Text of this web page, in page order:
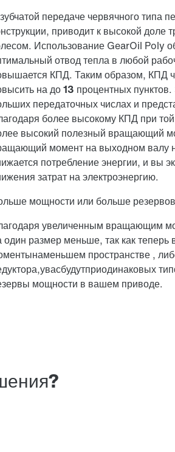
передаче червячного типа
приводит к высокой
Использование GearOil Poly
отвод тепла в любой
КПД. Таким образом, КПД
надо 13 процентных пунктов.
передаточных числах и
более высокому КПД при
высокий полезный вращающий
момент на выходном валу
потребление энергии, и вы
затрат на электроэнергию.
мощности или больше резервов
увеличенным вращающим
один размер меньше, так как теперь
наменьшем пространстве ,
увасбудутприодинаковых
мощности в вашем приводе.